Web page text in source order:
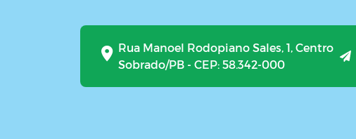
Rua Manoel Rodopiano Sales, 1, Centro
Sobrado/PB - CEP: 58.342-000